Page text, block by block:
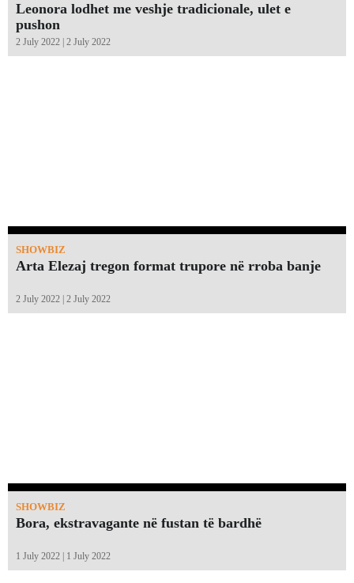
Leonora lodhet me veshje tradicionale, ulet e
pushon
2 July 2022 | 2 July 2022
SHOWBIZ
Arta Elezaj tregon format trupore në rroba banje
2 July 2022 | 2 July 2022
SHOWBIZ
Bora, ekstravagante në fustan të bardhë
1 July 2022 | 1 July 2022